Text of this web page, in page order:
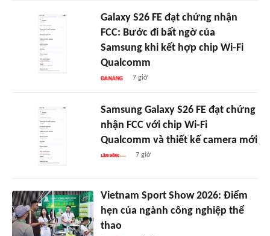
Galaxy S26 FE đạt chứng nhận
FCC: Bước đi bất ngờ của
Samsung khi kết hợp chip Wi-Fi
Qualcomm
7 giờ
Samsung Galaxy S26 FE đạt chứng
nhận FCC với chip Wi-Fi
Qualcomm và thiết kế camera mới
7 giờ
Vietnam Sport Show 2026: Điểm
hẹn của ngành công nghiệp thể
thao